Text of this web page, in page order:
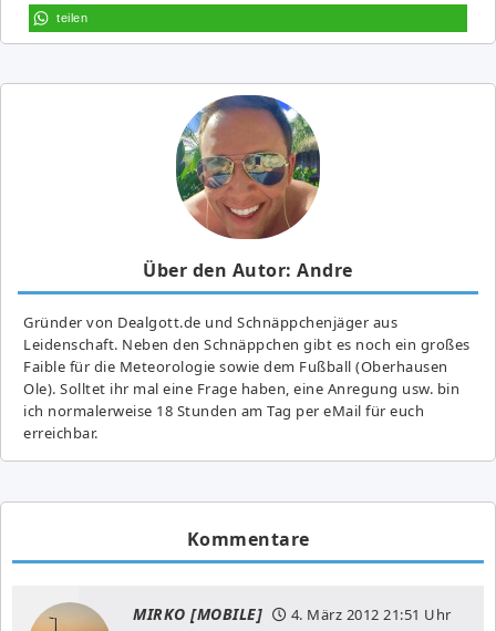
teilen
Über den Autor: Andre
Gründer von Dealgott.de und Schnäppchenjäger aus
Leidenschaft. Neben den Schnäppchen gibt es noch ein großes
Fai­ble für die Meteorologie sowie dem Fußball (Oberhausen
Ole). Solltet ihr mal eine Frage haben, eine Anregung usw. bin
ich normalerweise 18 Stunden am Tag per eMail für euch
erreichbar.
Kommentare
MIRKO [MOBILE] 4. März 2012 21:51 Uhr